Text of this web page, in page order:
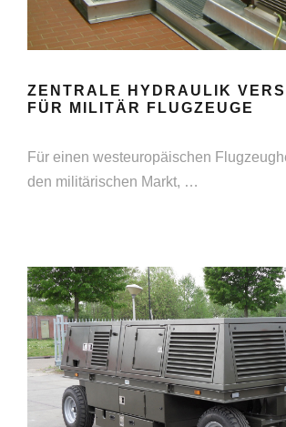
ZENTRALE HYDRAULIK
FÜR MILITÄR FLUGZEUGE
Für einen westeuropäischen
den militärischen Markt, …